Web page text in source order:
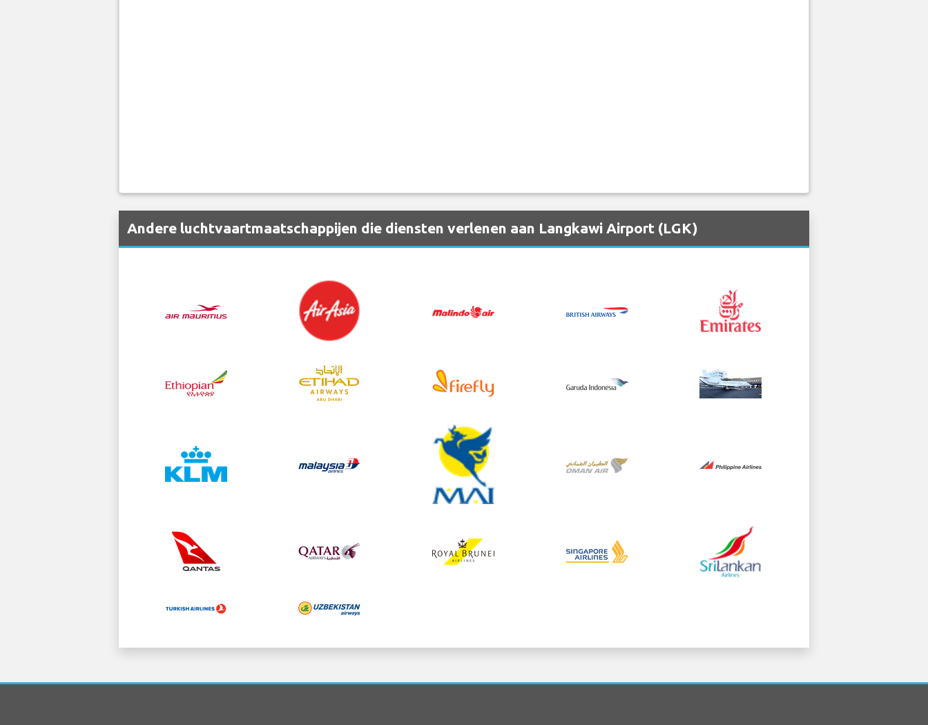
Andere luchtvaartmaatschappijen die diensten verlenen aan Langkawi Airport (LGK)